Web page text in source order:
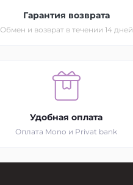
Гарантия возврата
Обмен и возврат в течении 14 дней
Удобная оплата
Оплата Mono и Privat bank